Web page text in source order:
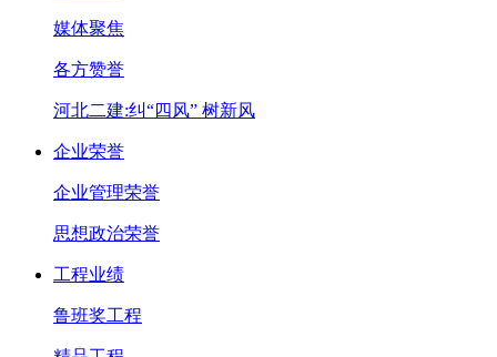
媒体聚焦
各方赞誉
河北二建:纠“四风” 树新风
企业荣誉
企业管理荣誉
思想政治荣誉
工程业绩
鲁班奖工程